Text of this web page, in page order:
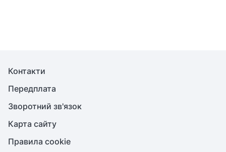
Контакти
Передплата
Зворотний зв'язок
Карта сайту
Правила cookie